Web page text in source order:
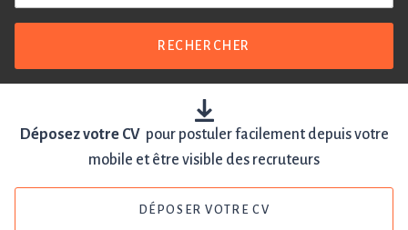
RECHERCHER
Déposez votre CVpour postuler facilement depuis votre
mobile et être visible des recruteurs
DÉPOSER VOTRE CV